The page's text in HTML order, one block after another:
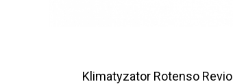
Klimatyzator Rotenso